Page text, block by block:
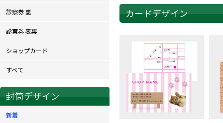
カードデザイン
診察券 裏
診察券 表裏
ショップカード
すべて
封筒デザイン
新着